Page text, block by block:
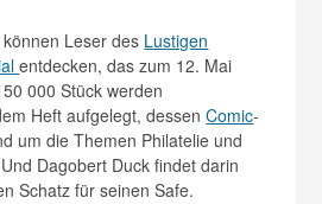
Leser des Lustigen
entdecken, das zum 12. Mai
000 Stück werden
Heft aufgelegt, dessenComic-
um die Themen Philatelie und
Dagobert Duck findet darin
Schatz für seinen Safe.